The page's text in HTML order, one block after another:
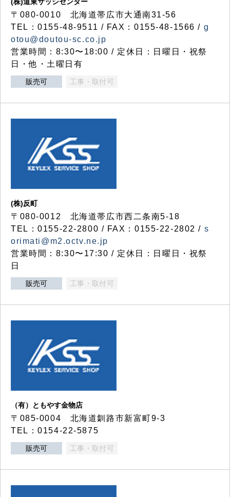
〒080-0010 北海道帯広市大通南31-56
TEL：0155-48-9511 / FAX：0155-48-1566 / g
otou@doutou-sc.co.jp
営業時間：8:30〜18:00 / 定休日：日曜日・祝祭
日・他・土曜日有
販売可 工事・取付可
(株)反町
〒080-0012 北海道帯広市西二条南5-18
TEL：0155-22-2800 / FAX：0155-22-2802 / s
orimati@m2.octv.ne.jp
営業時間：8:30〜17:30 / 定休日：日曜日・祝祭
日
販売可 工事・取付可
（有）ともやす金物店
〒085-0004 北海道釧路市新富町9-3
TEL：0154-22-5875
販売可 工事・取付可